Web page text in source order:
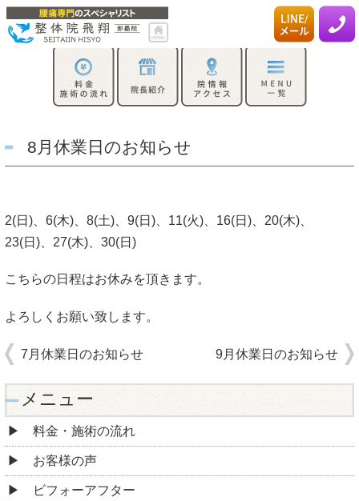
8月休業日のお知らせ
2(日)、6(木)、8(土)、9(日)、11(火)、16(日)、20(木)、
23(日)、27(木)、30(日)
こちらの日程はお休みを頂きます。
よろしくお願い致します。
7月休業日のお知らせ 9月休業日のお知らせ
メニュー
料金・施術の流れ
お客様の声
ビフォーアフター